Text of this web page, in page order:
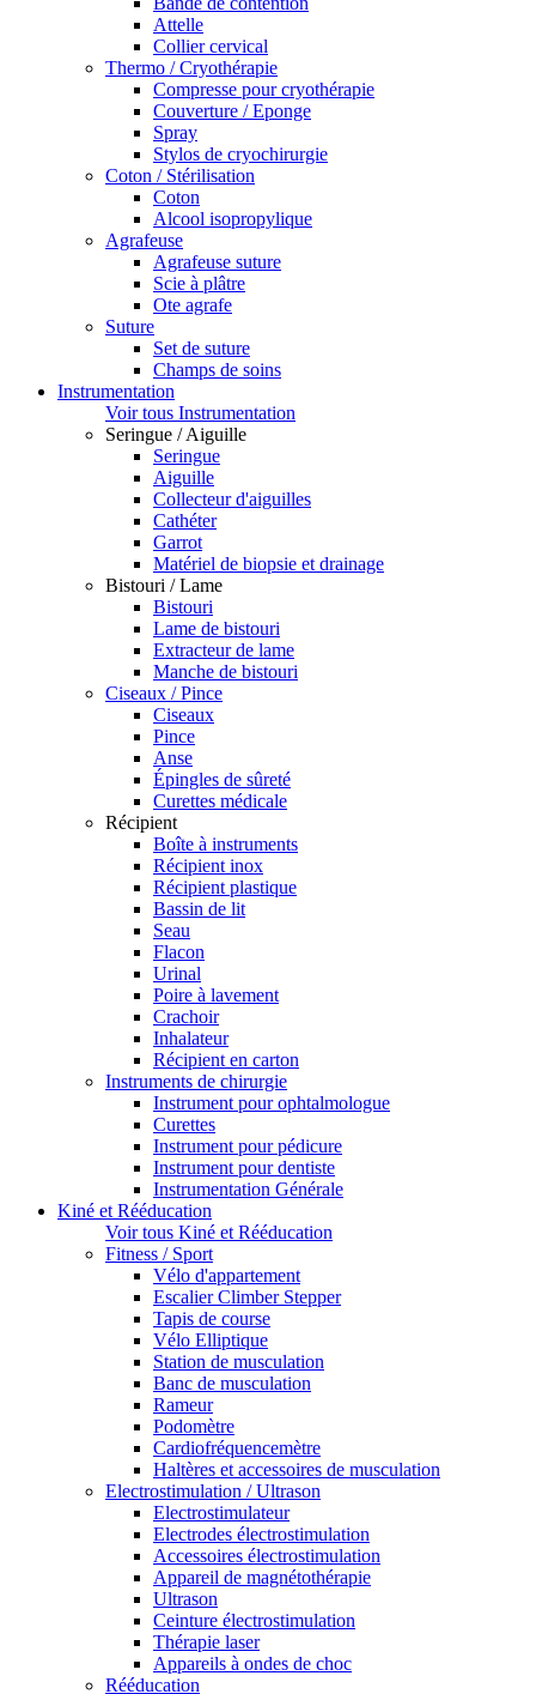
Attelle
Collier cervical
Thermo / Cryothérapie
Compresse pour cryothérapie
Couverture / Eponge
Spray
Stylos de cryochirurgie
Coton / Stérilisation
Coton
Alcool isopropylique
Agrafeuse
Agrafeuse suture
Scie à plâtre
Ote agrafe
Suture
Set de suture
Champs de soins
Instrumentation
Voir tous Instrumentation
Seringue / Aiguille
Seringue
Aiguille
Collecteur d'aiguilles
Cathéter
Garrot
Matériel de biopsie et drainage
Bistouri / Lame
Bistouri
Lame de bistouri
Extracteur de lame
Manche de bistouri
Ciseaux / Pince
Ciseaux
Pince
Anse
Épingles de sûreté
Curettes médicale
Récipient
Boîte à instruments
Récipient inox
Récipient plastique
Bassin de lit
Seau
Flacon
Urinal
Poire à lavement
Crachoir
Inhalateur
Récipient en carton
Instruments de chirurgie
Instrument pour ophtalmologue
Curettes
Instrument pour pédicure
Instrument pour dentiste
Instrumentation Générale
Kiné et Rééducation
Voir tous Kiné et Rééducation
Fitness / Sport
Vélo d'appartement
Escalier Climber Stepper
Tapis de course
Vélo Elliptique
Station de musculation
Banc de musculation
Rameur
Podomètre
Cardiofréquencemètre
Haltères et accessoires de musculation
Electrostimulation / Ultrason
Electrostimulateur
Electrodes électrostimulation
Accessoires électrostimulation
Appareil de magnétothérapie
Ultrason
Ceinture électrostimulation
Thérapie laser
Appareils à ondes de choc
Rééducation